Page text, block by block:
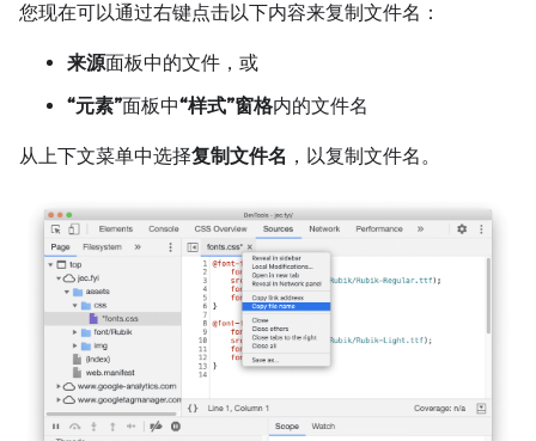
您现在可以通过右键点击以下内容来复制文件名：
来源面板中的文件，或
“元素”面板中“样式”窗格内的文件名
从上下文菜单中选择复制文件名 ，以复制文件名。